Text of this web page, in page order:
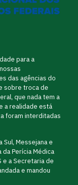
para a
das agências do
sobre troca de
que nada tem a
a realidade está
foram interditadas
Sul, Messejana e
Perícia Médica
e a Secretaria de
e mandou